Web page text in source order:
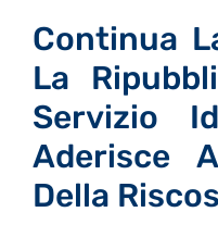
Continua
La
Servizio
Aderisce
Della